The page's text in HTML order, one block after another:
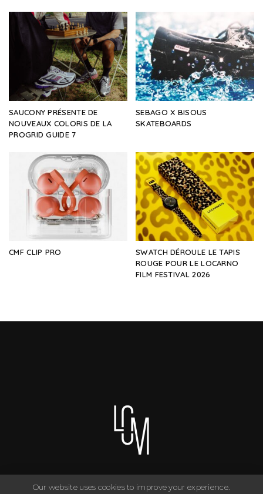
SAUCONY PRÉSENTE DE
NOUVEAUX COLORIS DE LA
PROGRID GUIDE 7
SEBAGO X BISOUS
SKATEBOARDS
CMF CLIP PRO
SWATCH DÉROULE LE TAPIS
ROUGE POUR LE LOCARNO
FILM FESTIVAL 2026
Our website uses cookies to improve your experience.